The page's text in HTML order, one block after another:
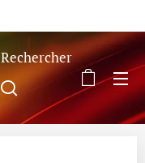
Rechercher